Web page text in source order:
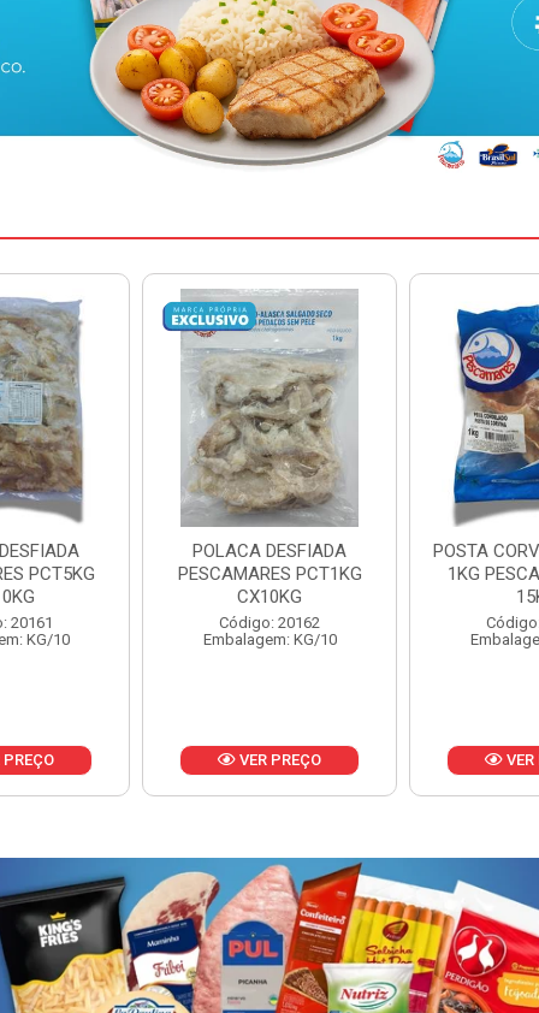
PCT1KG
20162
KG/10
PREÇO
POSTA CORVINA PACOTE
1KG PESCAMARES CX
15KG
Código: 22469
Embalagem: KG/15
VER PREÇO VER